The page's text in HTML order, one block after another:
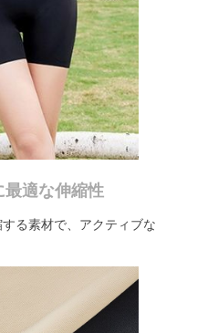
最適な伸縮性
る素材で、アクティブな